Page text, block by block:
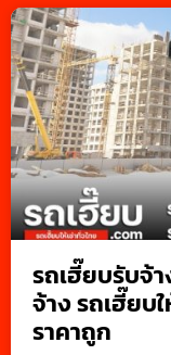
รถเฮี๊ยบรับจ้
จ้าง รถเฮี๊ยบ
ราคาถูก